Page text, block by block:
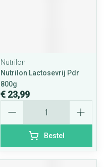
Nutrilon
Nutrilon Lactosevrij Pdr
800g
€ 23,99
Bestel